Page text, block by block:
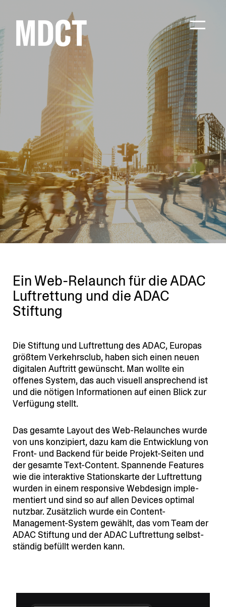
Ein Web-Relaunch für die ADAC
Luftrettung und die ADAC
Stiftung
Die Stiftung und Luftrettung des ADAC, Europas
größtem Verkehrsclub, haben sich einen neuen
digitalen Auftritt gewünscht. Man wollte ein
offenes System, das auch visuell anspre­chend ist
und die nötigen Infor­ma­tionen auf einen Blick zur
Verfügung stellt.
Das gesamte Layout des Web-Relaunches wurde
von uns konzi­piert, dazu kam die Entwicklung von
Front- und Backend für beide Projekt-Seiten und
der gesamte Text-Content. Spannende Features
wie die inter­aktive Stati­ons­karte der Luftrettung
wurden in einem responsive Webdesign imple­
men­tiert und sind so auf allen Devices optimal
nutzbar. Zusätzlich wurde ein Content-
Management-System gewählt, das vom Team der
ADAC Stiftung und der ADAC Luftrettung selbst­
ständig befüllt werden kann.